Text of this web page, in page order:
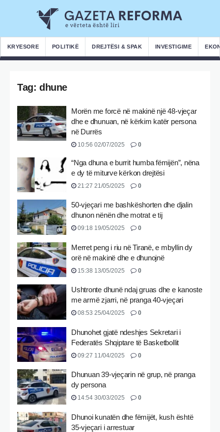
KRYESORE POLITIKË DREJTËSI & SPAK INVESTIGIME
Tag: dhune
Morën me forcë në makinë një 48-vjeçar
dhe e dhunuan, në kërkim katër persona
në Durrës
10:56 02/07/2025 0
“Nga dhuna e burrit humba fëmijën”, nëna
e dy të miturve kërkon drejtësi
21:27 21/05/2025 0
50-vjeçari me bashkëshorten dhe djalin
dhunon nënën dhe motrat e tij
09:18 19/05/2025 0
Merret peng i riu në Tiranë, e mbyllin dy
orë në makinë dhe e dhunojnë
15:38 13/05/2025 0
Ushtronte dhunë ndaj gruas dhe e kanoste
me armë zjarri, në pranga 40-vjeçari
08:53 25/04/2025 0
Dhunohet gjatë ndeshjes Sekretari i
Federatës Shqiptare të Basketbollit
09:27 11/04/2025 0
Dhunuan 39-vjeçarin në grup, në pranga
dy persona
14:54 30/03/2025 0
Dhunoi kunatën dhe fëmijët, kush është
35-vjeçari i arrestuar